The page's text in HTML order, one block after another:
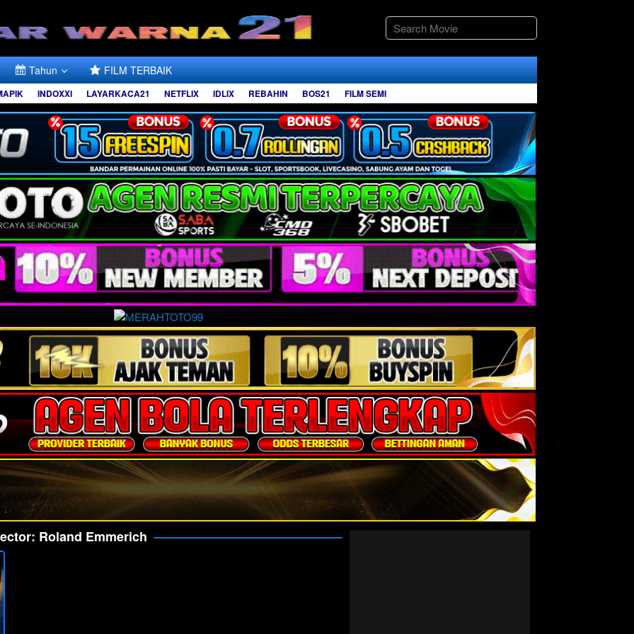
Tahun FILM TERBAIK
INDOXXI LAYARKACA21 NETFLIX IDLIX REBAHIN BOS21 FILM SEMI
Roland Emmerich